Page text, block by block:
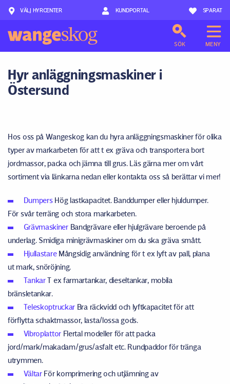
Hoppa till innehåll
VÄLJ HYRCENTER KUNDPORTAL SPARAT
SÖK MENY
Hyr anläggningsmaskiner i
Östersund
Hos oss på Wangeskog kan du hyra anläggningsmaskiner för olika
typer av markarbeten för att t ex gräva och transportera bort
jordmassor, packa och jämna till grus. Läs gärna mer om vårt
sortiment via länkarna nedan eller kontakta oss så berättar vi mer!
DumpersHög lastkapacitet. Banddumper eller hjuldumper.
För svår terräng och stora markarbeten.
GrävmaskinerBandgrävare eller hjulgrävare beroende på
underlag. Smidiga minigrävmaskiner om du ska gräva smått.
HjullastareMångsidig användning för t ex lyft av pall, plana
ut mark, snöröjning.
TankarT ex farmartankar, dieseltankar, mobila
bränsletankar.
Teleskoptruckar Bra räckvidd och lyftkapacitet för att
förflytta schaktmassor, lasta/lossa gods.
VibroplattorFlertal modeller för att packa
jord/mark/makadam/grus/asfalt etc. Rundpaddor för tränga
utrymmen.
VältarFör komprimering och utjämning av